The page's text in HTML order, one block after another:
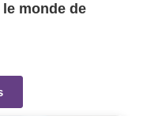
monde de